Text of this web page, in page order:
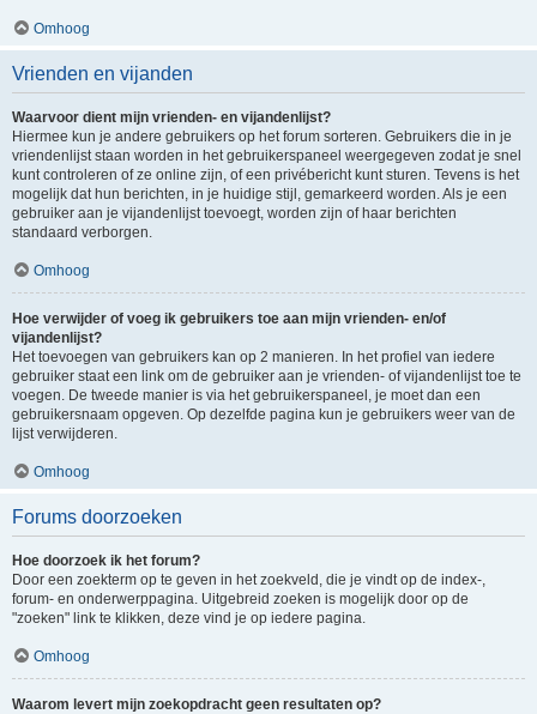
Omhoog
Vrienden en vijanden
Waarvoor dient mijn vrienden- en vijandenlijst?
Hiermee kun je andere gebruikers op het forum sorteren. Gebruikers die in je
vriendenlijst staan worden in het gebruikerspaneel weergegeven zodat je snel
kunt controleren of ze online zijn, of een privébericht kunt sturen. Tevens is het
mogelijk dat hun berichten, in je huidige stijl, gemarkeerd worden. Als je een
gebruiker aan je vijandenlijst toevoegt, worden zijn of haar berichten
standaard verborgen.
Omhoog
Hoe verwijder of voeg ik gebruikers toe aan mijn vrienden- en/of
vijandenlijst?
Het toevoegen van gebruikers kan op 2 manieren. In het profiel van iedere
gebruiker staat een link om de gebruiker aan je vrienden- of vijandenlijst toe te
voegen. De tweede manier is via het gebruikerspaneel, je moet dan een
gebruikersnaam opgeven. Op dezelfde pagina kun je gebruikers weer van de
lijst verwijderen.
Omhoog
Forums doorzoeken
Hoe doorzoek ik het forum?
Door een zoekterm op te geven in het zoekveld, die je vindt op de index-,
forum- en onderwerppagina. Uitgebreid zoeken is mogelijk door op de
"zoeken" link te klikken, deze vind je op iedere pagina.
Omhoog
Waarom levert mijn zoekopdracht geen resultaten op?